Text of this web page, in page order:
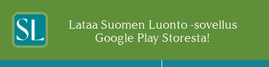
Lataa Suomen Luonto -sovellus
Google Play Storesta!